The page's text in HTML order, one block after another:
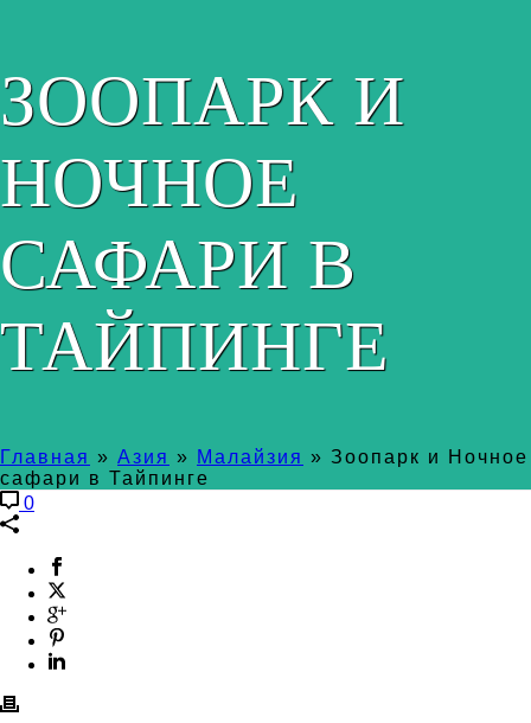
ЗООПАРК И
НОЧНОЕ
САФАРИ В
ТАЙПИНГЕ
Главная » Азия » Малайзия » Зоопарк и Ночное
сафари в Тайпинге
0